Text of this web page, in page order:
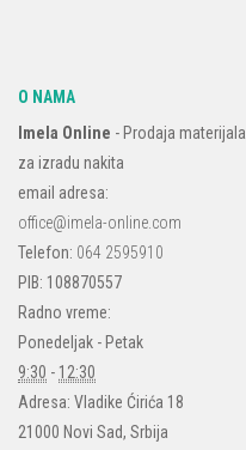
O NAMA
Imela Online - Prodaja materijala
za izradu nakita
email adresa:
office@imela-online.com
Telefon: 064 2595910
PIB: 108870557
Radno vreme:
Ponedeljak - Petak
9:30 - 12:30
Adresa: Vladike Ćirića 18
21000 Novi Sad, Srbija